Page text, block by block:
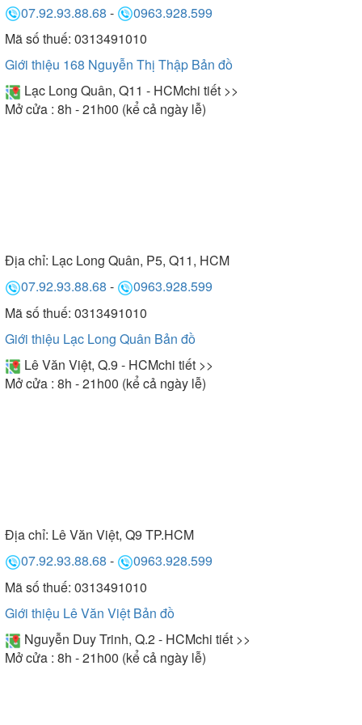
ích điển hình khi sử dụng bồn tắm Micio bao gồm:
Giảm stress, tái tạo năng lượng tích cực, hỗ trợ
giảm đau nhức cơ thể, kích thích lưu thông tuần
hoàn máu. Đồng thời giúp tẩy tế bào chết nhẹ
nhàng, trả lại cho bạn làn da sạch sẽ, mịn màng và
tươi trẻ.
chính là cách để bạn thư giãn ngay tại nhà mà
không phải mất thời gian, tiền bạc để ghé các trung
tâm spa, thẩm mỹ đắt đỏ nữa.
07.92.93.88.68 -
0963.928.599
Mã số thuế: 0313491010
Giới thiệu 168 Nguyễn Thị Thập Bản đồ
Lạc Long Quân, Q11 - HCMchi tiết >>
Mở cửa : 8h - 21h00 (kể cả ngày lễ)
Địa chỉ: Lạc Long Quân, P5, Q11, HCM
07.92.93.88.68 -
0963.928.599
Mã số thuế: 0313491010
Giới thiệu Lạc Long Quân Bản đồ
Lê Văn Việt, Q.9 - HCMchi tiết >>
Mở cửa : 8h - 21h00 (kể cả ngày lễ)
Địa chỉ: Lê Văn Việt, Q9 TP.HCM
07.92.93.88.68 -
0963.928.599
Mã số thuế: 0313491010
Giới thiệu Lê Văn Việt Bản đồ
Nguyễn Duy Trinh, Q.2 - HCMchi tiết >>
Mở cửa : 8h - 21h00 (kể cả ngày lễ)